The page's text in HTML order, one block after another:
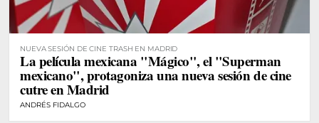
NUEVA SESIÓN DE CINE TRASH EN MADRID
La película mexicana "Mágico", el "Superman
mexicano", protagoniza una nueva sesión de cine
cutre en Madrid
ANDRÉS FIDALGO